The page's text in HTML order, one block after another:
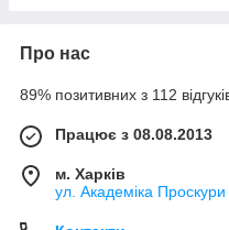
Про нас
89% позитивних з 112
Працює з 08.08.2013
м. Харків
ул. Академіка